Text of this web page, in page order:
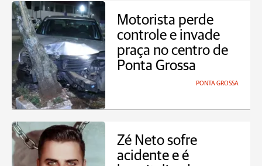
Motorista perde
controle e invade
praça no centro de
Ponta Grossa
PONTA GROSSA
Zé Neto sofre
acidente e é